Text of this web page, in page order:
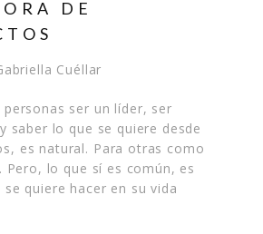
DE
Cuéllar
personas ser un líder, ser
saber lo que se quiere desde
es natural. Para otras como
lo que sí es común, es
se quiere hacer en su vida